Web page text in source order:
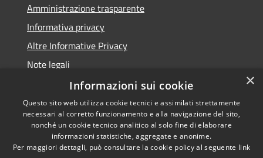
Amministrazione trasparente
Informativa privacy
Altre Informative Privacy
Note legali
Dichiarazione di accessibilità
RSS
Copyright © 2026 • Comune di
×
Informazioni sui cookie
Questo sito web utilizza cookie tecnici e assimilati strettamente
necessari al corretto funzionamento e alla navigazione del sito,
nonché un cookie tecnico analitico al solo fine di elaborare
informazioni statistiche, aggregate e anonime.
Per maggiori dettagli, può consultare la cookie policy al seguente link